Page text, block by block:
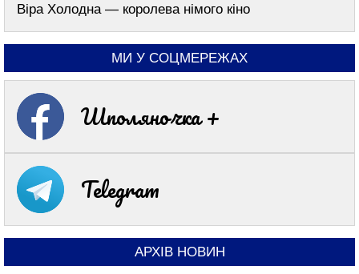
Віра Холодна — королева німого кіно
МИ У СОЦМЕРЕЖАХ
Шполяночка +
Telegram
АРХІВ НОВИН